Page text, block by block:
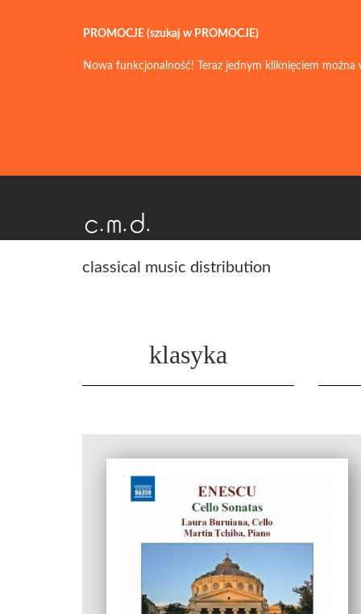
PROMOCJE (szukaj w PROMOCJE)
Nowa funkcjonalność! Teraz jednym kliknięciem
classical music distribution
klasyka